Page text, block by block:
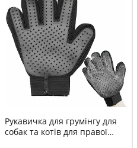
Рукавичка для грумінгу для
собак та котів для правої